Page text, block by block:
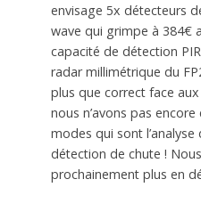
envisage 5x détecteurs
wave qui grimpe à 384€
capacité de détection
radar millimétrique du
plus que correct face
nous n’avons pas
modes qui sont
détection de chute !
prochainement plus en